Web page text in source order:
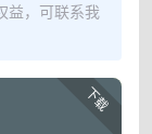
益，可联系我
下载